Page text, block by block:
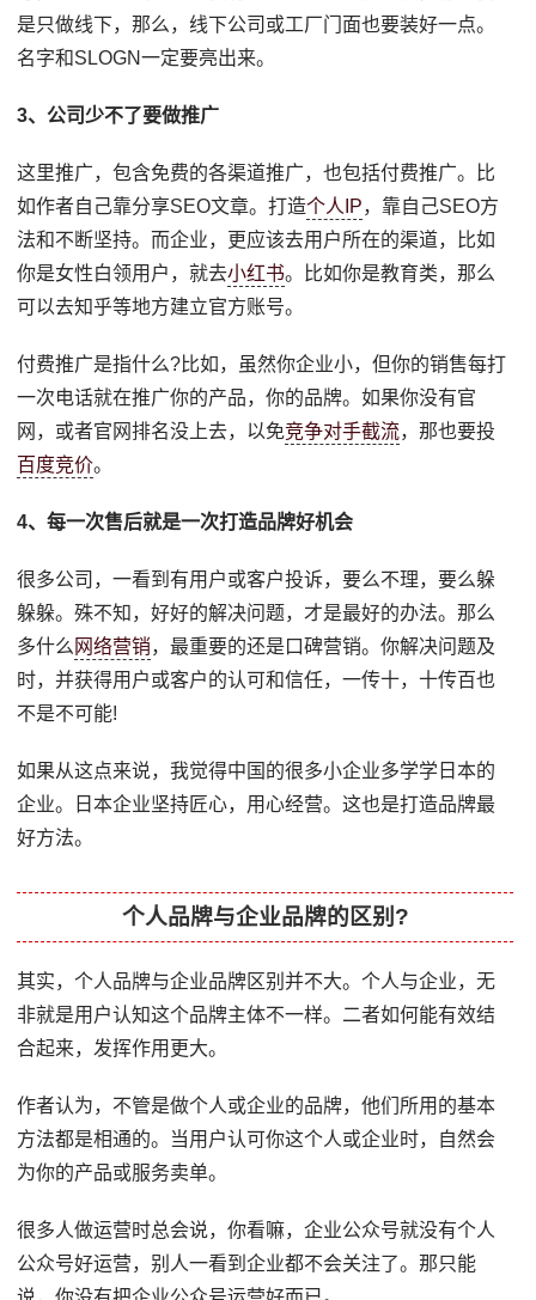
是只做线下，那么，线下公司或工厂门面也要装好一点。
名字和SLOGN一定要亮出来。
3、公司少不了要做推广
这里推广，包含免费的各渠道推广，也包括付费推广。比
如作者自己靠分享SEO文章。打造个人IP，靠自己SEO方
法和不断坚持。而企业，更应该去用户所在的渠道，比如
你是女性白领用户，就去小红书。比如你是教育类，那么
可以去知乎等地方建立官方账号。
付费推广是指什么?比如，虽然你企业小，但你的销售每打
一次电话就在推广你的产品，你的品牌。如果你没有官
网，或者官网排名没上去，以免竞争对手截流，那也要投
百度竞价。
4、每一次售后就是一次打造品牌好机会
很多公司，一看到有用户或客户投诉，要么不理，要么躲
躲躲。殊不知，好好的解决问题，才是最好的办法。那么
多什么 网络营销，最重要的还是口碑营销。你解决问题及
时，并获得用户或客户的认可和信任，一传十，十传百也
不是不可能!
如果从这点来说，我觉得中国的很多小企业多学学日本的
企业。日本企业坚持匠心，用心经营。这也是打造品牌最
好方法。
个人品牌与企业品牌的区别?
其实，个人品牌与企业品牌区别并不大。个人与企业，无
非就是用户认知这个品牌主体不一样。二者如何能有效结
合起来，发挥作用更大。
作者认为，不管是做个人或企业的品牌，他们所用的基本
方法都是相通的。当用户认可你这个人或企业时，自然会
为你的产品或服务卖单。
很多人做运营时总会说，你看嘛，企业公众号就没有个人
公众号好运营，别人一看到企业都不会关注了。那只能